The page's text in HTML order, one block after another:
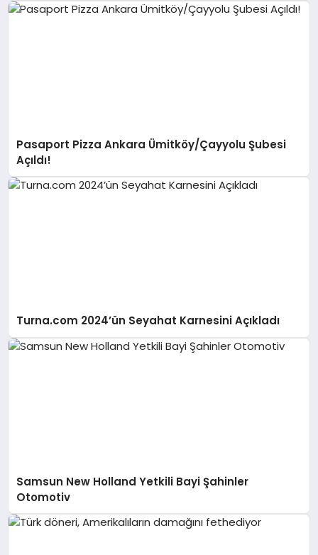
Pasaport Pizza Ankara Ümitköy/Çayyolu Şubesi
Açıldı!
Turna.com 2024’ün Seyahat Karnesini Açıkladı
Samsun New Holland Yetkili Bayi Şahinler
Otomotiv